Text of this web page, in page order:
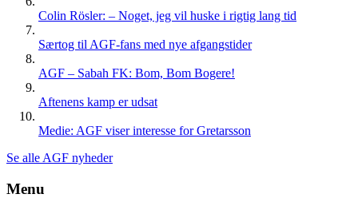
Colin Rösler: – Noget, jeg vil huske i rigtig lang tid
Særtog til AGF-fans med nye afgangstider
AGF – Sabah FK: Bom, Bom Bogere!
Aftenens kamp er udsat
Medie: AGF viser interesse for Gretarsson
Se alle AGF nyheder
Menu